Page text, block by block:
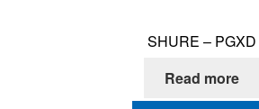
SHURE – PGXD
Read more